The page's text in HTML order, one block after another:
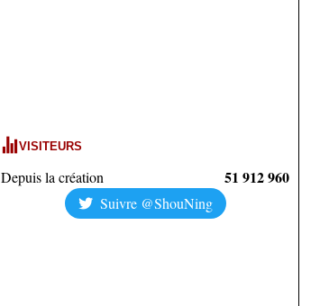
VISITEURS
Depuis la création 51 912 960
Suivre @ShouNing